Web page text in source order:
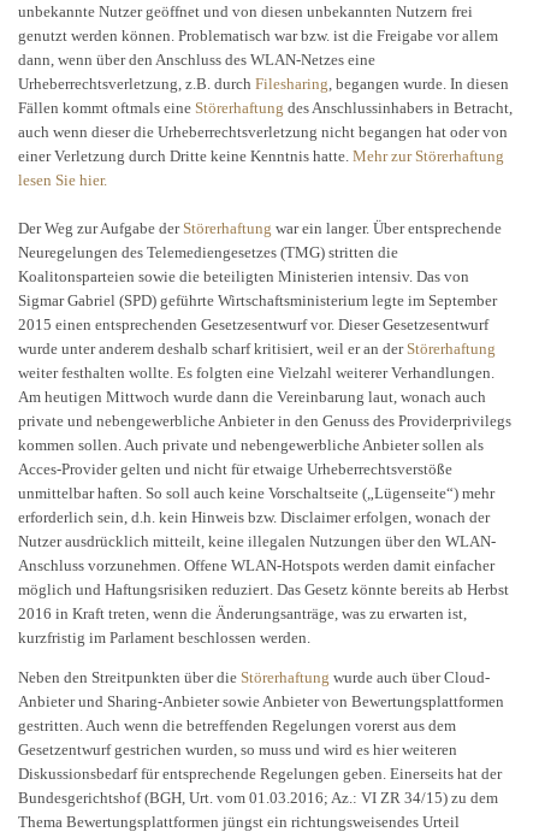
unbekannte Nutzer geöffnet und von diesen unbekannten Nutzern frei
genutzt werden können. Problematisch war bzw. ist die Freigabe vor allem
dann, wenn über den Anschluss des WLAN-Netzes eine
Urheberrechtsverletzung, z.B. durch Filesharing , begangen wurde. In diesen
Fällen kommt oftmals eine Störerhaftung des Anschlussinhabers in Betracht,
auch wenn dieser die Urheberrechtsverletzung nicht begangen hat oder von
einer Verletzung durch Dritte keine Kenntnis hatte. Mehr zur Störerhaftung
lesen Sie hier.
Der Weg zur Aufgabe der Störerhaftung war ein langer. Über entsprechende
Neuregelungen des Telemediengesetzes (TMG) stritten die
Koalitonsparteien sowie die beteiligten Ministerien intensiv. Das von
Sigmar Gabriel (SPD) geführte Wirtschaftsministerium legte im September
2015 einen entsprechenden Gesetzesentwurf vor. Dieser Gesetzesentwurf
wurde unter anderem deshalb scharf kritisiert, weil er an der Störerhaftung
weiter festhalten wollte. Es folgten eine Vielzahl weiterer Verhandlungen.
Am heutigen Mittwoch wurde dann die Vereinbarung laut, wonach auch
private und nebengewerbliche Anbieter in den Genuss des Providerprivilegs
kommen sollen. Auch private und nebengewerbliche Anbieter sollen als
Acces-Provider gelten und nicht für etwaige Urheberrechtsverstöße
unmittelbar haften. So soll auch keine Vorschaltseite („Lügenseite“) mehr
erforderlich sein, d.h. kein Hinweis bzw. Disclaimer erfolgen, wonach der
Nutzer ausdrücklich mitteilt, keine illegalen Nutzungen über den WLAN-
Anschluss vorzunehmen. Offene WLAN-Hotspots werden damit einfacher
möglich und Haftungsrisiken reduziert. Das Gesetz könnte bereits ab Herbst
2016 in Kraft treten, wenn die Änderungsanträge, was zu erwarten ist,
kurzfristig im Parlament beschlossen werden.
Neben den Streitpunkten über die Störerhaftung wurde auch über Cloud-
Anbieter und Sharing-Anbieter sowie Anbieter von Bewertungsplattformen
gestritten. Auch wenn die betreffenden Regelungen vorerst aus dem
Gesetzentwurf gestrichen wurden, so muss und wird es hier weiteren
Diskussionsbedarf für entsprechende Regelungen geben. Einerseits hat der
Bundesgerichtshof (BGH, Urt. vom 01.03.2016; Az.: VI ZR 34/15) zu dem
Thema Bewertungsplattformen jüngst ein richtungsweisendes Urteil